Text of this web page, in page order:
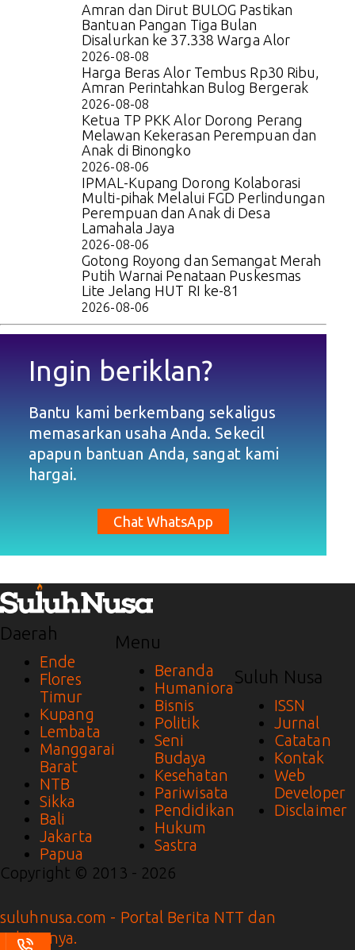
Amran dan Dirut BULOG Pastikan
Bantuan Pangan Tiga Bulan
Disalurkan ke 37.338 Warga Alor
2026-08-08
Harga Beras Alor Tembus Rp30 Ribu,
Amran Perintahkan Bulog Bergerak
2026-08-08
Ketua TP PKK Alor Dorong Perang
Melawan Kekerasan Perempuan dan
Anak di Binongko
2026-08-06
IPMAL-Kupang Dorong Kolaborasi
Multi-pihak Melalui FGD Perlindungan
Perempuan dan Anak di Desa
Lamahala Jaya
2026-08-06
Gotong Royong dan Semangat Merah
Putih Warnai Penataan Puskesmas
Lite Jelang HUT RI ke-81
2026-08-06
Ingin beriklan?
Bantu kami berkembang sekaligus
memasarkan usaha Anda. Sekecil
apapun bantuan Anda, sangat kami
hargai.
Chat WhatsApp
Daerah
Ende
Flores
Timur
Kupang
Lembata
Manggarai
Barat
NTB
Sikka
Bali
Jakarta
Papua
Menu
Beranda
Humaniora
Bisnis
Politik
Seni
Budaya
Kesehatan
Pariwisata
Pendidikan
Hukum
Sastra
Suluh Nusa
ISSN
Jurnal
Catatan
Kontak
Web
Developer
Disclaimer
Copyright © 2013 - 2026
suluhnusa.com - Portal Berita NTT dan
Sekitarnya.